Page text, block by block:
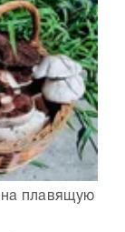
на плавящую